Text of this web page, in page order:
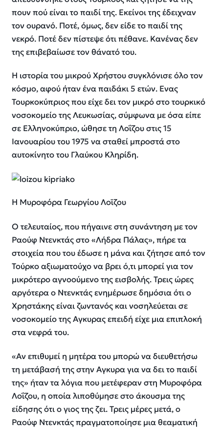
πουν πού είναι το παιδί της. Εκείνοι της έδειχναν
τον ουρανό. Ποτέ, όμως, δεν είδε το παιδί της
νεκρό. Ποτέ δεν πίστεψε ότι πέθανε. Κανένας δεν
της επιβεβαίωσε τον θάνατό του.
Η ιστορία του μικρού Χρήστου συγκλόνισε όλο τον
κόσμο, αφού ήταν ένα παιδάκι 5 ετών. Ενας
Τουρκοκύπριος που είχε δει τον μικρό στο τουρκικό
νοσοκομείο της Λευκωσίας, σύμφωνα με όσα είπε
σε Ελληνοκύπριο, ώθησε τη Λοΐζου στις 15
Ιανουαρίου του 1975 να σταθεί μπροστά στο
αυτοκίνητο του Γλαύκου Κληρίδη.
Η Μυροφόρα Γεωργίου Λοϊζου
Ο τελευταίος, που πήγαινε στη συνάντηση με τον
Ραούφ Ντενκτάς στο «Λήδρα Πάλας», πήρε τα
στοιχεία που του έδωσε η μάνα και ζήτησε από τον
Τούρκο αξιωματούχο να βρει ό,τι μπορεί για τον
μικρότερο αγνοούμενο της εισβολής. Τρεις ώρες
αργότερα ο Ντενκτάς ενημέρωσε δημόσια ότι ο
Χρηστάκης είναι ζωντανός και νοσηλεύεται σε
νοσοκομείο της Αγκυρας επειδή είχε μια επιπλοκή
στα νεφρά του.
«Αν επιθυμεί η μητέρα του μπορώ να διευθετήσω
τη μετάβασή της στην Αγκυρα για να δει το παιδί
της» ήταν τα λόγια που μετέφεραν στη Μυροφόρα
Λοΐζου, η οποία λιποθύμησε στο άκουσμα της
είδησης ότι ο γιος της ζει. Τρεις μέρες μετά, ο
Ραούφ Ντενκτάς πραγματοποίησε μια θεαματική